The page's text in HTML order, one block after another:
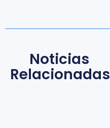
Noticias
Relacionadas